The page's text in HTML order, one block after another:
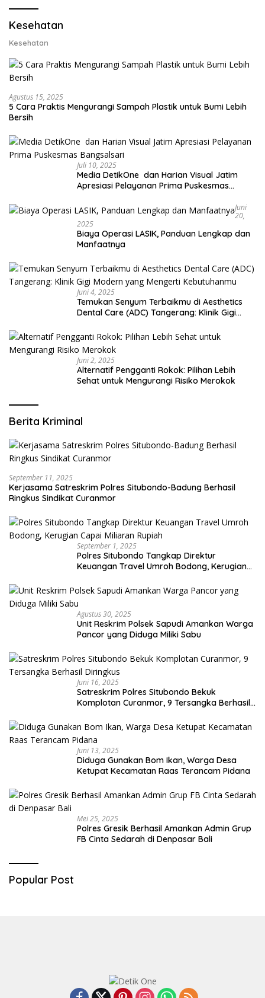
Kesehatan
Kesehatan
Agustus 15, 2025
5 Cara Praktis Mengurangi Sampah Plastik untuk Bumi Lebih
Bersih
Juli 10, 2025
Media DetikOne dan Harian Visual Jatim
Apresiasi Pelayanan Prima Puskesmas
Juni
20,
2025
Biaya Operasi LASIK, Panduan Lengkap dan
Manfaatnya
Juni 4, 2025
Temukan Senyum Terbaikmu di Aesthetics
Dental Care (ADC) Tangerang: Klinik Gigi
Juni 2, 2025
Alternatif Pengganti Rokok: Pilihan Lebih
Sehat untuk Mengurangi Risiko Merokok
Berita Kriminal
September 11, 2025
Kerjasama Satreskrim Polres Situbondo-Badung Berhasil
Ringkus Sindikat Curanmor
September 1, 2025
Polres Situbondo Tangkap Direktur
Keuangan Travel Umroh Bodong, Kerugian
Agustus 30, 2025
Unit Reskrim Polsek Sapudi Amankan Warga
Pancor yang Diduga Miliki Sabu
Juni 16, 2025
Satreskrim Polres Situbondo Bekuk
Komplotan Curanmor, 9 Tersangka Berhasil
Juni 13, 2025
Diduga Gunakan Bom Ikan, Warga Desa
Ketupat Kecamatan Raas Terancam Pidana
Mei 25, 2025
Polres Gresik Berhasil Amankan Admin Grup
FB Cinta Sedarah di Denpasar Bali
Popular Post